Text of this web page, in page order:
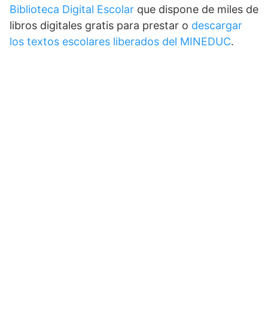
Biblioteca Digital Escolar que dispone de miles de
libros digitales gratis para prestar o descargar
los textos escolares liberados del MINEDUC.